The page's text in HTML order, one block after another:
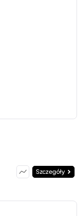
Szczegóły